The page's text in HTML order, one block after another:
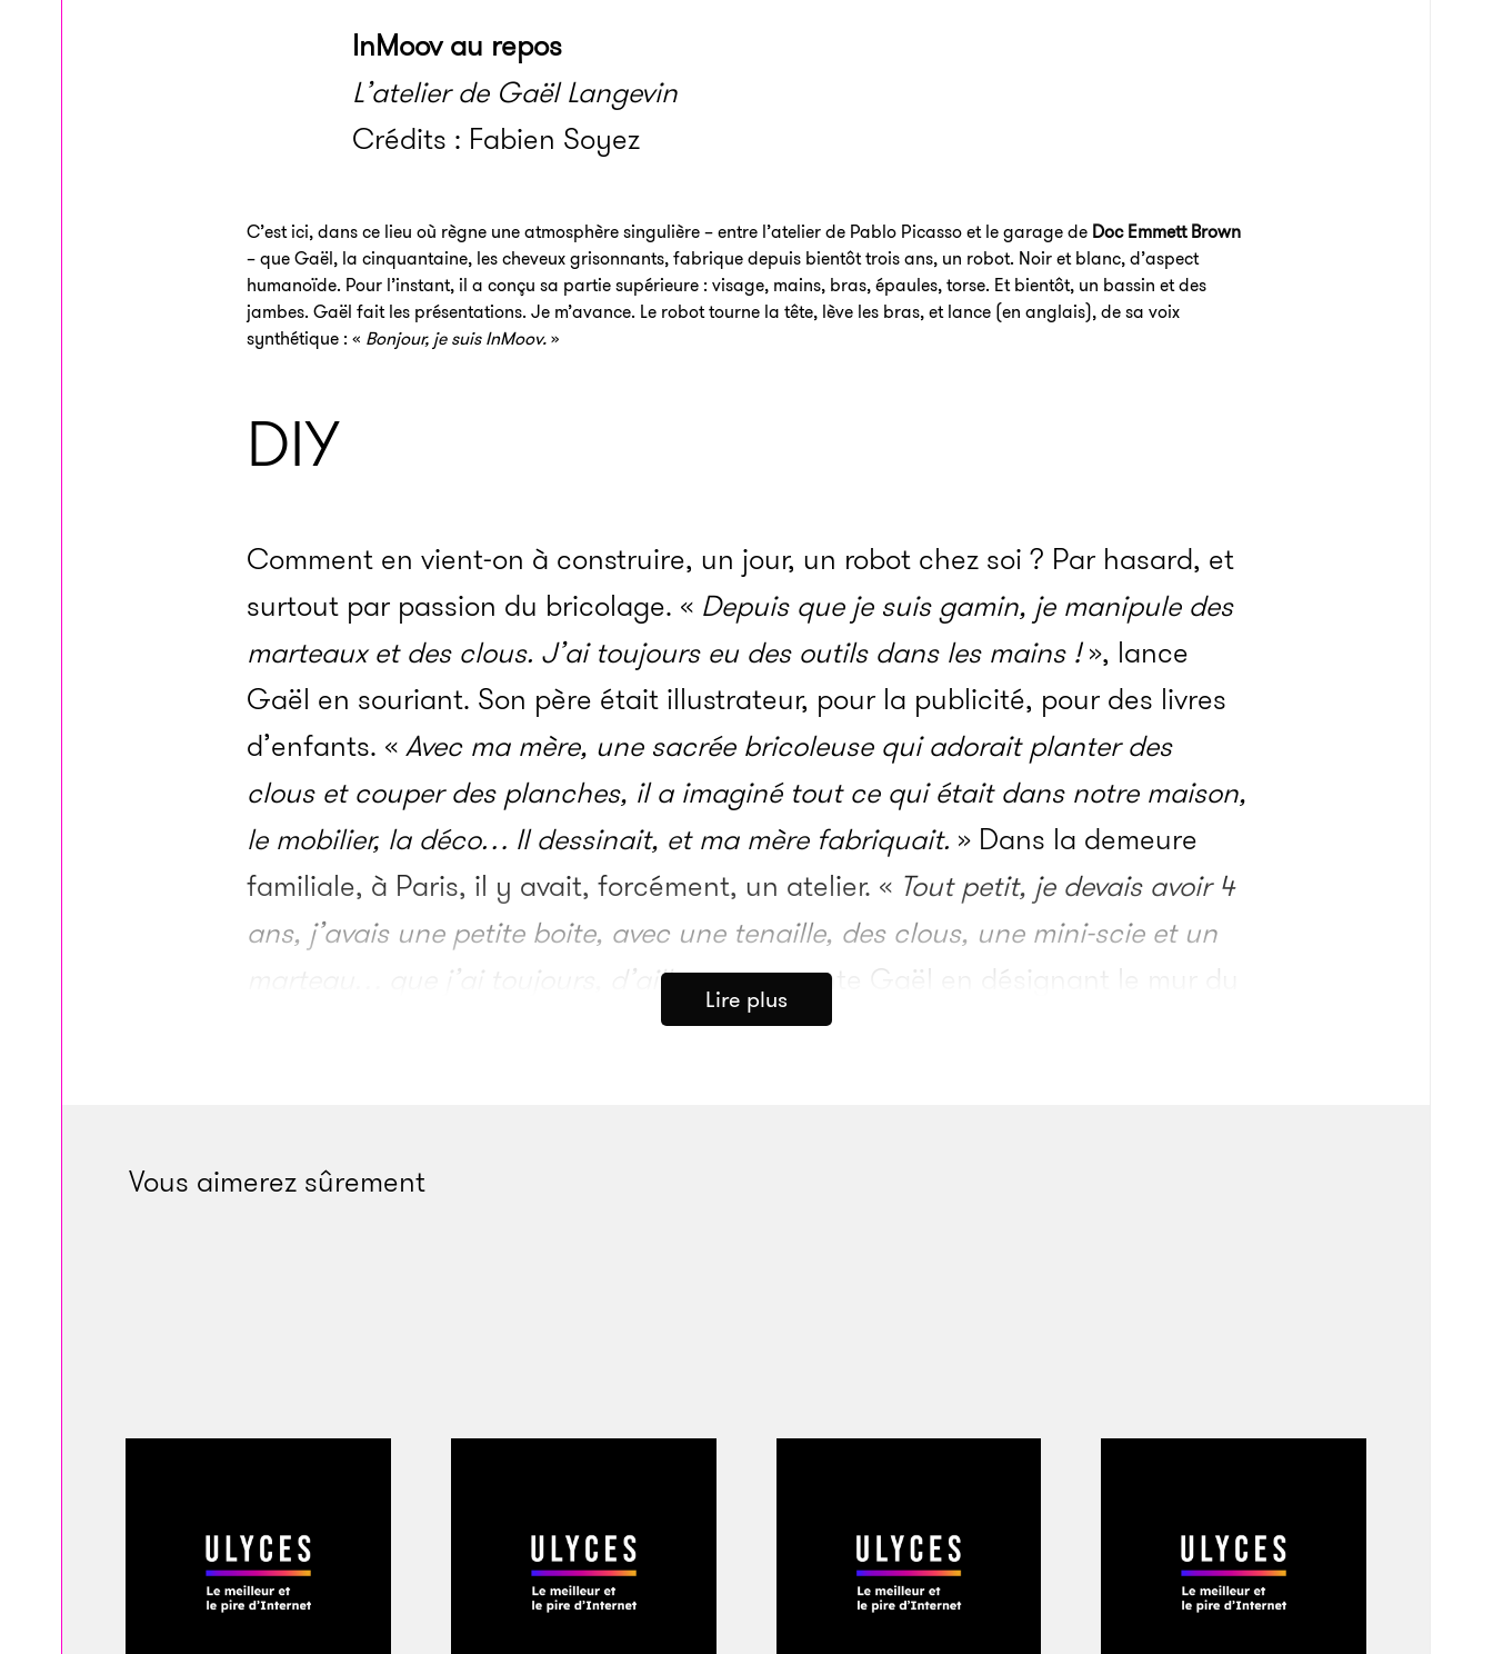
InMoov au repos
L’atelier de Gaël Langevin
Crédits : Fabien Soyez
C’est ici, dans ce lieu où règne une atmosphère singulière – entre l’atelier de Pablo Picasso et le garage de Doc Emmett Brown
– que Gaël, la cinquantaine, les cheveux grisonnants, fabrique depuis bientôt trois ans, un robot. Noir et blanc, d’aspect
humanoïde. Pour l’instant, il a conçu sa partie supérieure : visage, mains, bras, épaules, torse. Et bientôt, un bassin et des
jambes. Gaël fait les présentations. Je m’avance. Le robot tourne la tête, lève les bras, et lance (en anglais), de sa voix
synthétique : « Bonjour, je suis InMoov.»
DIY
Comment en vient-on à construire, un jour, un robot chez soi ? Par hasard, et
surtout par passion du bricolage. « Depuis que je suis gamin, je manipule des
marteaux et des clous. J’ai toujours eu des outils dans les mains !», lance
Gaël en souriant. Son père était illustrateur, pour la publicité, pour des livres
d’enfants. «Avec ma mère, une sacrée bricoleuse qui adorait planter des
clous et couper des planches, il a imaginé tout ce qui était dans notre maison,
le mobilier, la déco… Il dessinait, et ma mère fabriquait. » Dans la demeure
familiale, à Paris, il y avait, forcément, un atelier. « Tout petit, je devais avoir 4
ans, j’avais une petite boite, avec une tenaille, des clous, une mini-scie et un
marteau… que j’ai toujours, d’ailleurs», raconte Gaël en désignant le mur du
fond, où trône l’outil en question. Muni de son attirail, le petit garçon plantait
mais je ne l’ai jamais fini… c’est devenu une sorte de mini-bar, à roulettes, que
je mettais sur la route, afin de vendre des carambars, se souvient-il.
Le sous
Lire plus
Vous aimerez sûrement